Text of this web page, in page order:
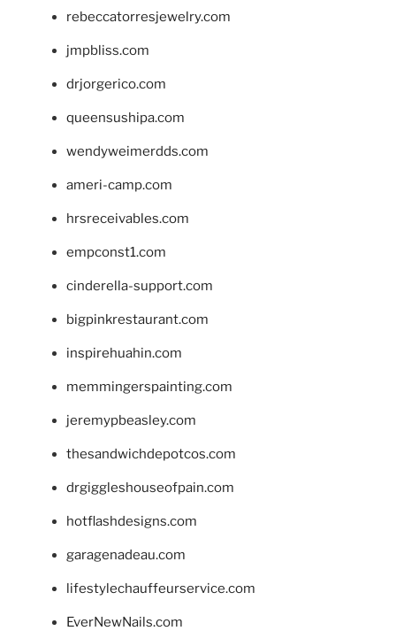
rebeccatorresjewelry.com
jmpbliss.com
drjorgerico.com
queensushipa.com
wendyweimerdds.com
ameri-camp.com
hrsreceivables.com
empconst1.com
cinderella-support.com
bigpinkrestaurant.com
inspirehuahin.com
memmingerspainting.com
jeremypbeasley.com
thesandwichdepotcos.com
drgiggleshouseofpain.com
hotflashdesigns.com
garagenadeau.com
lifestylechauffeurservice.com
EverNewNails.com